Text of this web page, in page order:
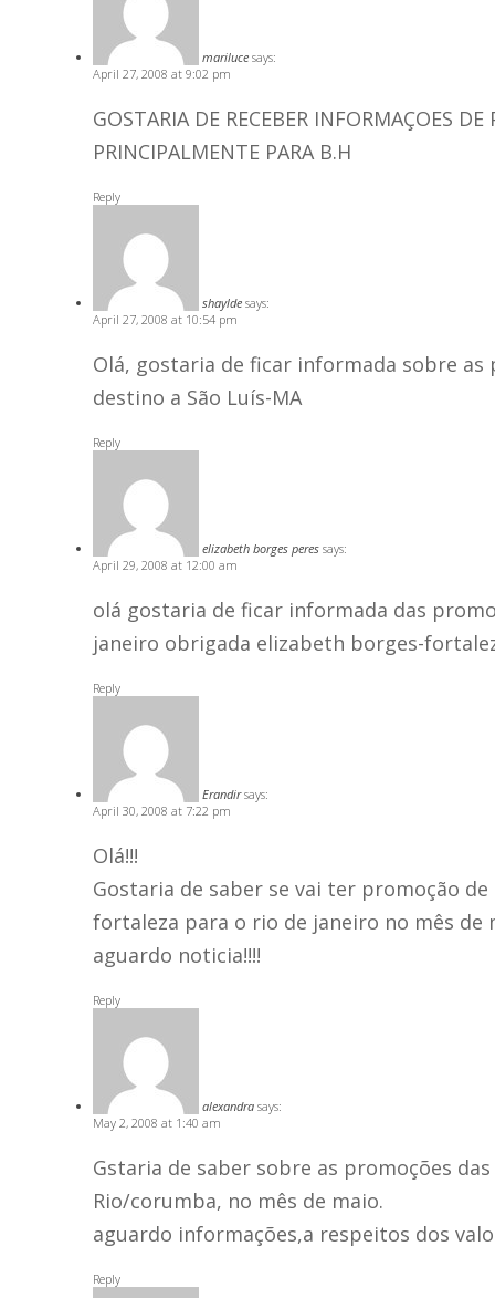
mariluce says:
April 27, 2008 at 9:02 pm
GOSTARIA DE RECEBER INFORMAÇOES
PRINCIPALMENTE PARA B.H
Reply
shaylde says:
April 27, 2008 at 10:54 pm
Olá, gostaria de ficar informada sobre as
destino a São Luís-MA
Reply
elizabeth borges peres says:
April 29, 2008 at 12:00 am
olá gostaria de ficar informada das
janeiro obrigada elizabeth borges-
Reply
Erandir says:
April 30, 2008 at 7:22 pm
Olá!!!
Gostaria de saber se vai ter promoção
fortaleza para o rio de janeiro no mês de
aguardo noticia!!!!
Reply
alexandra says:
May 2, 2008 at 1:40 am
Gstaria de saber sobre as promoções
Rio/corumba, no mês de maio.
aguardo informações,a respeitos dos
Reply